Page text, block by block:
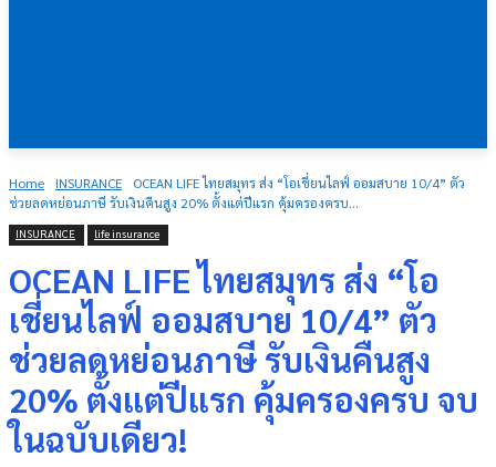
Home INSURANCE
OCEAN LIFE ไทยสมุทร ส่ง “โอเชี่ยนไลฟ์ ออมสบาย 10/4” ตัว
ช่วยลดหย่อนภาษี รับเงินคืนสูง 20% ตั้งแต่ปีแรก คุ้มครองครบ...
INSURANCE life insurance
OCEAN LIFE ไทยสมุทร ส่ง “โอ
เชี่ยนไลฟ์ ออมสบาย 10/4” ตัว
ช่วยลดหย่อนภาษี รับเงินคืนสูง
20% ตั้งแต่ปีแรก คุ้มครองครบ จบ
ในฉบับเดียว!